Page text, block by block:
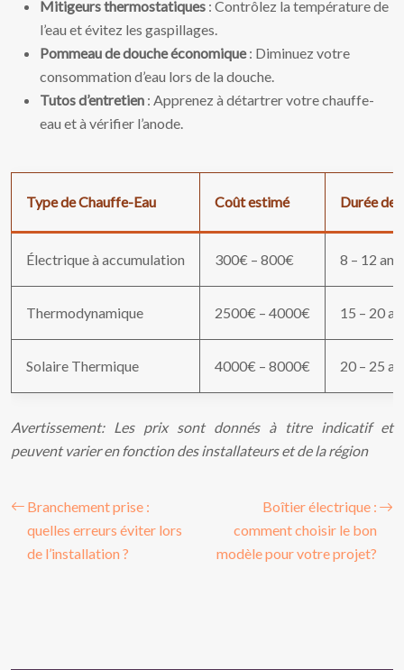
Mitigeurs thermostatiques : Contrôlez la température de
l’eau et évitez les gaspillages.
Pommeau de douche économique: Diminuez votre
consommation d’eau lors de la douche.
Tutos d’entretien : Apprenez à détartrer votre chauffe-
eau et à vérifier l’anode.
Type de Chauffe-Eau Coût estimé Durée de
Électrique à accumulation 300€ – 800€ 8 – 12 ans
Thermodynamique 2500€ – 4000€ 15 – 20
Solaire Thermique 4000€ – 8000€ 20 – 25
Avertissement: Les prix sont donnés à titre indicatif et
peuvent varier en fonction des installateurs et de la région
Branchement prise :
quelles erreurs éviter lors
de l’installation ?
Boîtier électrique :
comment choisir le bon
modèle pour votre projet?